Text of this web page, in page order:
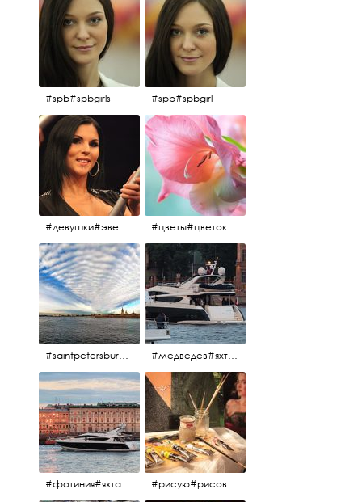
#spb#spbgirls #spb#spbgirl
#девушки#эверласт#everlast#finland#southfinland#helsinki #цветы#цветок#нежность
#saintpetersburg #санктпетербург#нева#троицкиймост#питерскоеутро#петропавловскаякрепость #медведев#яхты#алыепаруса2023#белыеночи2013#санктпетербург #яхтафотиния#yacht#yachtphotinia
#фотиния#яхтафотиния#дмитриймедведев#медведев#яхта#алыепаруса2013#2013#алыепаруса #нева#санктпетербург #yachtphotinia#yacht #рисую#рисовать#краскихолстмасло#картина#холст#кисточки#палитра#художник#портрет#aplgallery